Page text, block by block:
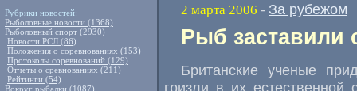
Рубрики новостей:
Рыболовные новости (1368)
Рыболовный спорт (2930)
Новости РСЛ (86)
Положения о соревнованиях (153)
Протоколы соревнований (129)
Отчеты о сревнованиях (211)
Рейтинги (54)
Вокруг рыбалки (1087)
2 марта 2006 - За рубежом
Рыб заставили
Британские ученые
гризли в их